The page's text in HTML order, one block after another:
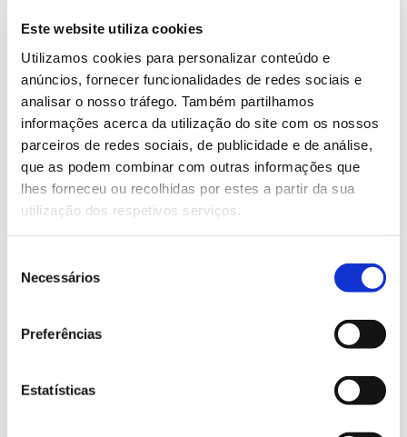
Este website utiliza cookies
Utilizamos cookies para personalizar conteúdo e
anúncios, fornecer funcionalidades de redes sociais e
analisar o nosso tráfego. Também partilhamos
informações acerca da utilização do site com os nossos
parceiros de redes sociais, de publicidade e de análise,
que as podem combinar com outras informações que
lhes forneceu ou recolhidas por estes a partir da sua
utilização dos respetivos serviços.
Necessários
Preferências
Estatísticas
Saiba mais
13.07.2026
Genoma do priolo e de outras espécies em risco:
conhecer para conservar
02.07.2026
Registar galhas de Trichi em acácia-das-espigas:
cidadãos chamados a ajudar